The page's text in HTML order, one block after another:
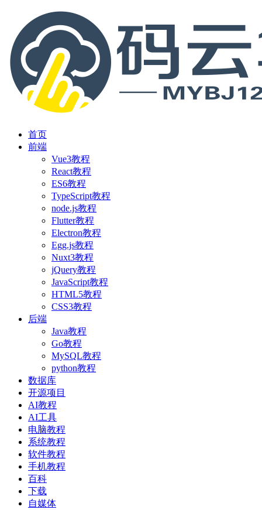
首页
前端
Vue3教程
React教程
ES6教程
TypeScript教程
node.js教程
Flutter教程
Electron教程
Egg.js教程
Nuxt3教程
jQuery教程
JavaScript教程
HTML5教程
CSS3教程
后端
Java教程
Go教程
MySQL教程
python教程
数据库
开源项目
AI教程
AI工具
电脑教程
系统教程
软件教程
手机教程
百科
下载
自媒体